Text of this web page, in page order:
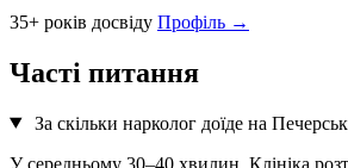
35+ років досвіду Профіль →
Часті питання
За скільки нарколог доїде на
У середньому 30–40 хвилин. Клініка